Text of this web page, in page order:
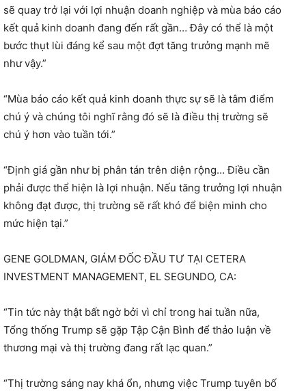
sẽ quay trở lại với lợi nhuận doanh nghiệp và mùa báo cáo
kết quả kinh doanh đang đến rất gần… Đây có thể là một
bước thụt lùi đáng kể sau một đợt tăng trưởng mạnh mẽ
như vậy.”
“Mùa báo cáo kết quả kinh doanh thực sự sẽ là tâm điểm
chú ý và chúng tôi nghĩ rằng đó sẽ là điều thị trường sẽ
chú ý hơn vào tuần tới.”
“Định giá gần như bị phân tán trên diện rộng… Điều cần
phải được thể hiện là lợi nhuận. Nếu tăng trưởng lợi nhuận
không đạt được, thị trường sẽ rất khó để biện minh cho
mức hiện tại.”
GENE GOLDMAN, GIÁM ĐỐC ĐẦU TƯ TẠI CETERA
INVESTMENT MANAGEMENT, EL SEGUNDO, CA:
“Tin tức này thật bất ngờ bởi vì chỉ trong hai tuần nữa,
Tổng thống Trump sẽ gặp Tập Cận Bình để thảo luận về
thương mại và thị trường đang rất lạc quan.”
“Thị trường sáng nay khá ổn, nhưng việc Trump tuyên bố